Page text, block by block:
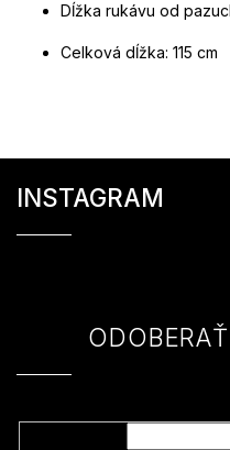
Dĺžka rukávu od
Celková dĺžka: 115 cm
INSTAGRAM